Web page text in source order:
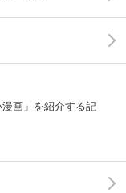
画」を紹介する記